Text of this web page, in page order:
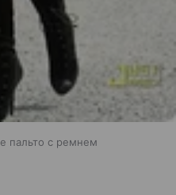
пальто с ремнем